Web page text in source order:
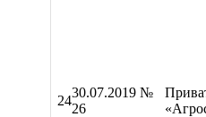
24
30.07.2019 №
26